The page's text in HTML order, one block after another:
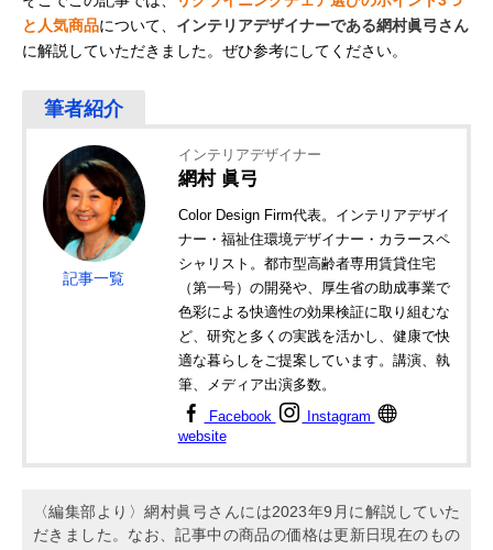
と人気商品について、 インテリアデザイナーである網村眞弓さん
に解説していただきました。ぜひ参考にしてください。
記事一覧
インテリアデザイナー
網村 眞弓
Color Design Firm代表。インテリアデザイ
ナー・福祉住環境デザイナー・カラースペ
シャリスト。都市型高齢者専用賃貸住宅
（第一号）の開発や、厚生省の助成事業で
色彩による快適性の効果検証に取り組むな
ど、研究と多くの実践を活かし、健康で快
適な暮らしをご提案しています。講演、執
筆、メディア出演多数。
Facebook
Instagram
website
〈編集部より〉網村眞弓さんには2023年9月に解説していた
だきました。なお、記事中の商品の価格は更新日現在のもの